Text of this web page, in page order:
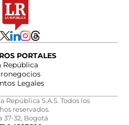
PORTALES
República
Legales
República S.A.S. Todos los
reservados.
37-32, Bogotá